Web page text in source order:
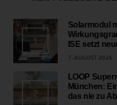
1
Solarmodul
ISE setzt
7. AUGUST 2026
2
LOOP
München:
das nie zu